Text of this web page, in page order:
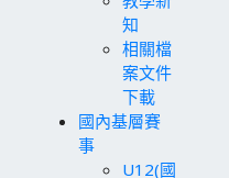
知
相關檔
案文件
下載
國內基層賽
事
U12(國